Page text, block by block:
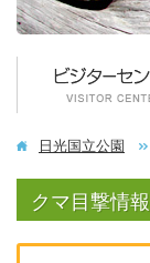
日光国立公園
クマ目撃情報